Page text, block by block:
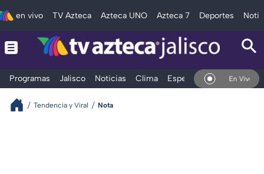
en vivo TV Azteca Azteca UNO Azteca 7 Deportes
Programas Jalisco Noticias Clima Espectáculos Deportes
En Vivo
Tendencia y Viral Nota